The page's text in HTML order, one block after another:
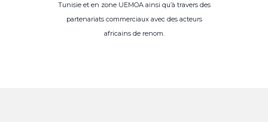
Tunisie et en zone UEMOA ainsi qu’à travers des
partenariats commerciaux avec des acteurs
africains de renom.